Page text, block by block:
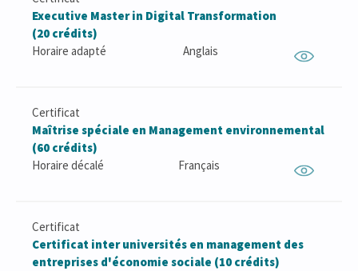
Executive Master in Digital Transformation
(20 crédits)
Horaire adapté
Anglais
Certificat
Maîtrise spéciale en Management environnemental
(60 crédits)
Horaire décalé
Français
Certificat
Certificat inter universités en management des
entreprises d'économie sociale (10 crédits)